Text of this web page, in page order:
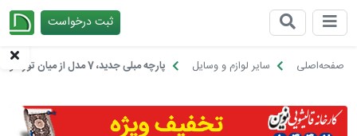
ثبت درخواست
صفحه‌اصلی سایر لوازم و وسایل پارچه مبلی جدید، 7 مدل از میان تورهای خانه گردی چیدانه!